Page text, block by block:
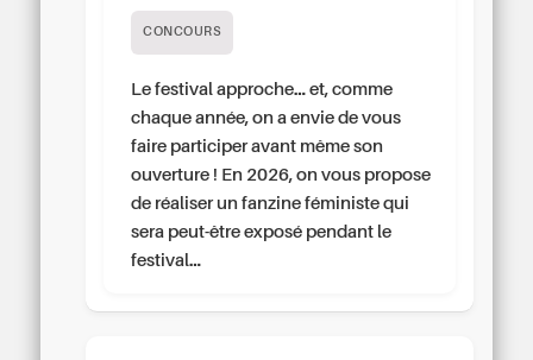
CONCOURS
Le festival approche… et, comme
chaque année, on a envie de vous
faire participer avant même son
ouverture ! En 2026, on vous propose
de réaliser un fanzine féministe qui
sera peut-être exposé pendant le
festival…